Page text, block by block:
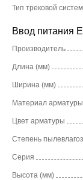
Тип трековой
Ввод питания
Производитель
Длина (мм)
Ширина (мм)
Материал арматуры
Цвет арматуры
Степень
Серия
Высота (мм)